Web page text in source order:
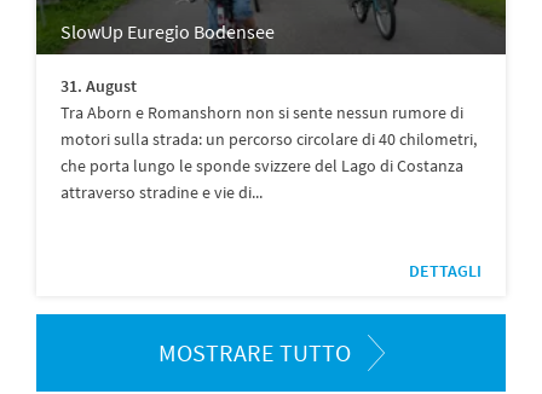
SlowUp Euregio Bodensee
31. August
Tra Aborn e Romanshorn non si sente nessun rumore di
motori sulla strada: un percorso circolare di 40 chilometri,
che porta lungo le sponde svizzere del Lago di Costanza
attraverso stradine e vie di...
DETTAGLI
MOSTRARE TUTTO